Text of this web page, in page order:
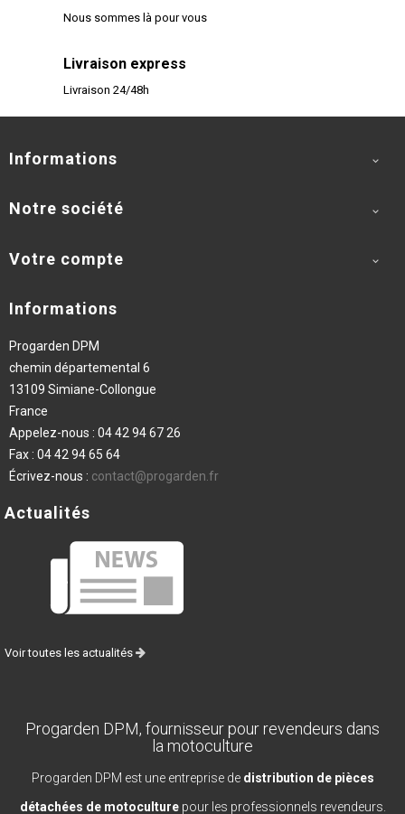
Nous sommes là pour vous
Livraison express
Livraison 24/48h
Informations 
Notre société 
Votre compte 
Informations
Progarden DPM
chemin départemental 6
13109 Simiane-Collongue
France
Appelez-nous : 04 42 94 67 26
Fax : 04 42 94 65 64
Écrivez-nous : contact@progarden.fr
Actualités
Voir toutes les actualités
Progarden DPM, fournisseur pour revendeurs dans
la motoculture
Progarden DPM est une entreprise de distribution de pièces
détachées de motoculturepour les professionnels revendeurs.